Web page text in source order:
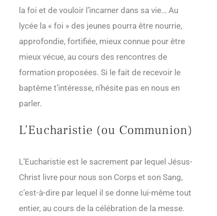
la foi et de vouloir l’incarner dans sa vie… Au
lycée la « foi » des jeunes pourra être nourrie,
approfondie, fortifiée, mieux connue pour être
mieux vécue, au cours des rencontres de
formation proposées. Si le fait de recevoir le
baptême t’intéresse, n’hésite pas en nous en
parler.
L’Eucharistie (ou Communion)
L’Eucharistie est le sacrement par lequel Jésus-
Christ livre pour nous son Corps et son Sang,
c’est-à-dire par lequel il se donne lui-même tout
entier, au cours de la célébration de la messe.